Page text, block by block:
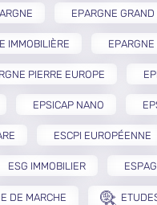
EPARGNE
IMMOBILIÈRE
PIERRE EUROPE
EPSICAP NANO
ESCPI EUROPÉENNE
ESG IMMOBILIER
DE MARCHE